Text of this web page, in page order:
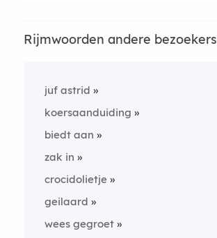
Rijmwoorden andere bezoekers
juf astrid
koersaanduiding
biedt aan
zak in
crocidolietje
geilaard
wees gegroet